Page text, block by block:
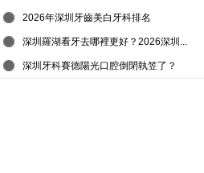
2026年深圳牙齒美白牙科排名
深圳羅湖看牙去哪裡更好？2026深圳...
深圳牙科賽德陽光口腔倒閉執笠了？